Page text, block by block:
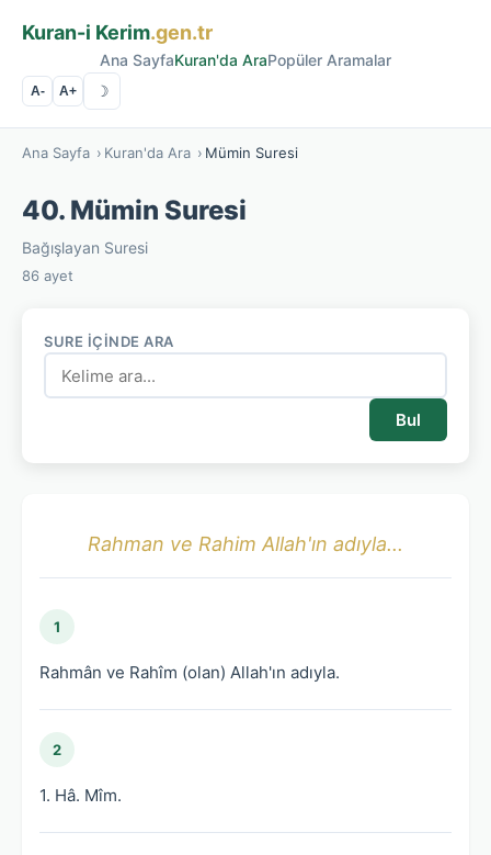
Kuran-i Kerim.gen.tr
Ana SayfaKuran'da AraPopüler Aramalar
A- A+ ☽
Ana Sayfa › Kuran'da Ara › Mümin Suresi
40. Mümin Suresi
Bağışlayan Suresi
86 ayet
SURE İÇINDE ARA
Bul
Rahman ve Rahim Allah'ın adıyla...
1
Rahmân ve Rahîm (olan) Allah'ın adıyla.
2
1. Hâ. Mîm.